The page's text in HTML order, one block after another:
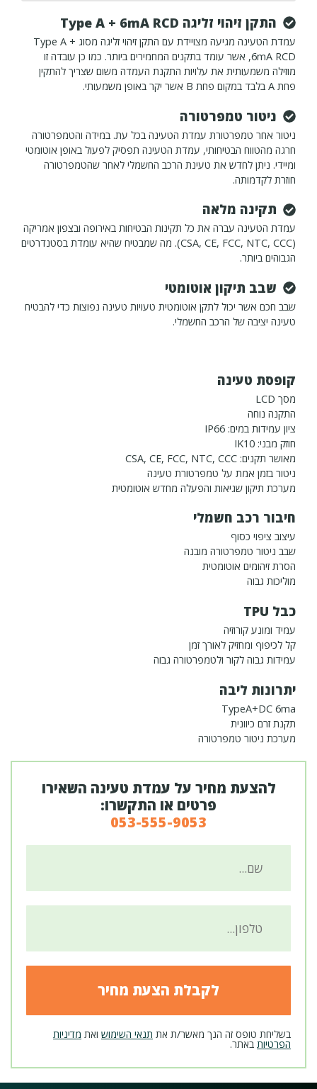
התקן זיהוי זליגה Type A + 6mA RCD
עמדת הטעינה מגיעה מצויידת עם התקן זיהוי זליגה מסוג Type A +
6mA RCD, אשר עומד בתקנים המחמירים ביותר. כמו כן עובדה זו
מוזילה משמעותית את עלויות התקנת העמדה משום שצריך להתקין
פחת A בלבד במקום פחת B אשר יקר באופן משמעותי.
ניטור טמפרטורה
ניטור אחר טמפרטורת עמדת הטעינה בכל עת. במידה והטמפרטורה
חרגה מהטווח הבטיחותי, עמדת הטעינה תפסיק לפעול באופן אוטומטי
ומיידי. ניתן לחדש את טעינת הרכב החשמלי לאחר שהטמפרטורה
חוזרת לקדמותה.
תקינה מלאה
עמדת הטעינה עברה את כל תקינות הבטיחות באירופה ובצפון אמריקה
(CSA, CE, FCC, NTC, CCC). מה שמבטיח שהיא עומדת בסטנדרטים
הגבוהים ביותר.
שבב תיקון אוטומטי
שבב חכם אשר יכול לתקן אוטומטית טעויות טעינה נפוצות כדי להבטיח
טעינה יציבה של הרכב החשמלי.
קופסת טעינה
מסך LCD
התקנה נוחה
ציון עמידות במים: IP66
חוזק מבני: IK10
מאושר תקנים: CSA, CE, FCC, NTC, CCC
ניטור בזמן אמת על טמפרטורת טעינה
מערכת תיקון שגיאות והפעלה מחדש אוטומטית
חיבור רכב חשמלי
עיצוב ציפוי כסוף
שבב ניטור טמפרטורה מובנה
הסרת זיהומים אוטומטית
מוליכות גבוה
כבל TPU
עמיד ומונע קורוזיה
קל לכיפוף ומחזיק לאורך זמן
עמידות גבוה לקור ולטמפרטורה גבוה
יתרונות ליבה
TypeA+DC 6ma
תקנת זרם כיוונית
מערכת ניטור טמפרטורה
להצעת מחיר על עמדת טעינה השאירו
פרטים או התקשרו:
053-555-9053
בשליחת טופס זה הנך מאשר/ת את תנאי השימוש ואת מדיניות
הפרטיות באתר.